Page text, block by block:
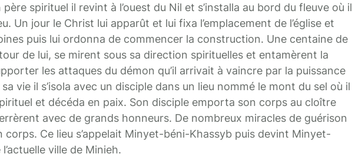
spirituel il revint à l’ouest du Nil et s’installa au bord du fleuve où il
Un jour le Christ lui apparût et lui fixa l’emplacement de l’église et
puis lui ordonna de commencer la construction. Une centaine de
de lui, se mirent sous sa direction spirituelles et entamèrent la
les attaques du démon qu’il arrivait à vaincre par la puissance
vie il s’isola avec un disciple dans un lieu nommé le mont du sel où il
et décéda en paix. Son disciple emporta son corps au cloître
avec de grands honneurs. De nombreux miracles de guérison
corps. Ce lieu s’appelait Minyet-béni-Khassyb puis devint Minyet-
ville de Minieh.